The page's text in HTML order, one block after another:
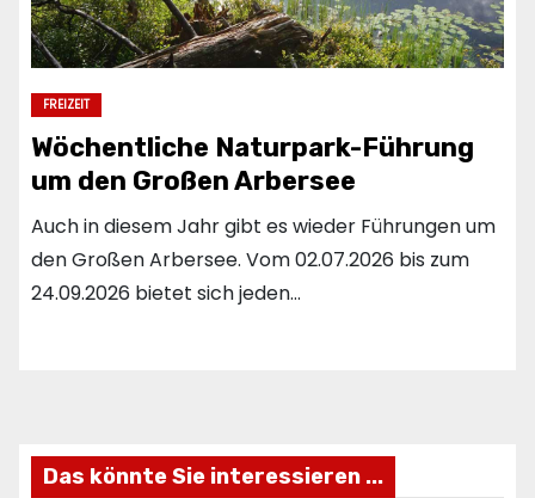
FREIZEIT
Wöchentliche Naturpark-Führung
um den Großen Arbersee
Auch in diesem Jahr gibt es wieder Führungen um
den Großen Arbersee. Vom 02.07.2026 bis zum
24.09.2026 bietet sich jeden…
Das könnte Sie interessieren ...